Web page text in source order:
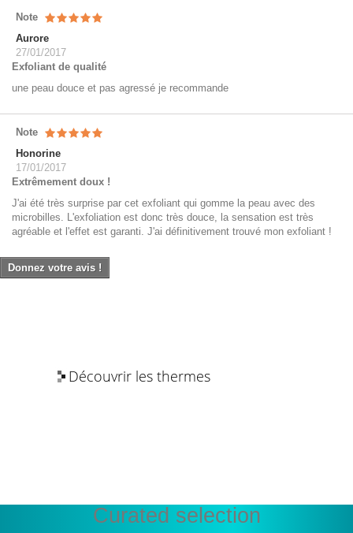
Note
Aurore
27/01/2017
Exfoliant de qualité
une peau douce et pas agressé je recommande
Note
Honorine
17/01/2017
Extrêmement doux !
J'ai été très surprise par cet exfoliant qui gomme la peau avec des
microbilles. L'exfoliation est donc très douce, la sensation est très
agréable et l'effet est garanti. J'ai définitivement trouvé mon exfoliant !
Donnez votre avis !
Découvrir les thermes
Curated selection